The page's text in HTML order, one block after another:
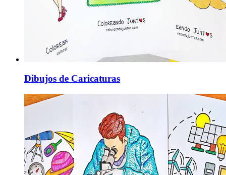
Dibujos de Caricaturas